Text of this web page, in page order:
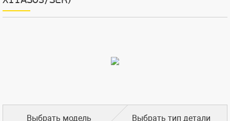
Выбрать модель Выбрать тип детали